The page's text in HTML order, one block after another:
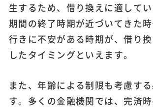
生するため、借り換えに適して
期間の終了時期が近づいてきた
行きに不安がある時期が、借り
したタイミングといえます。
また、年齢による制限も考慮す
す。多くの金融機関では、完済